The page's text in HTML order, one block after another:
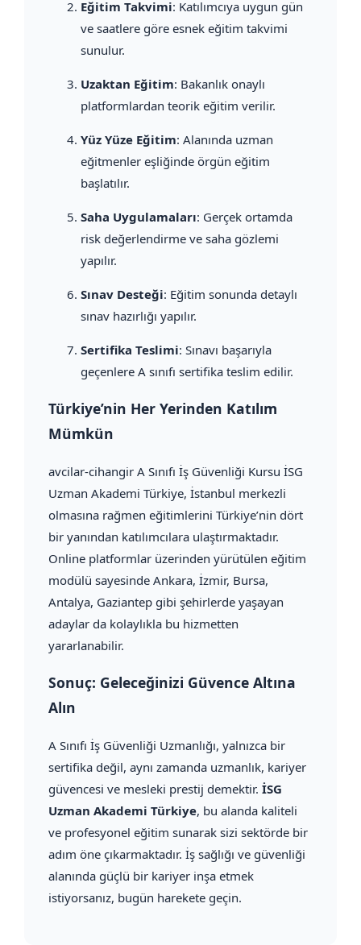
Eğitim Takvimi: Katılımcıya uygun gün
ve saatlere göre esnek eğitim takvimi
sunulur.
Uzaktan Eğitim: Bakanlık onaylı
platformlardan teorik eğitim verilir.
Yüz Yüze Eğitim: Alanında uzman
eğitmenler eşliğinde örgün eğitim
başlatılır.
Saha Uygulamaları: Gerçek ortamda
risk değerlendirme ve saha gözlemi
yapılır.
Sınav Desteği: Eğitim sonunda detaylı
sınav hazırlığı yapılır.
Sertifika Teslimi: Sınavı başarıyla
geçenlere A sınıfı sertifika teslim edilir.
Türkiye’nin Her Yerinden Katılım
Mümkün
avcilar-cihangir A Sınıfı İş Güvenliği Kursu İSG
Uzman Akademi Türkiye, İstanbul merkezli
olmasına rağmen eğitimlerini Türkiye’nin dört
bir yanından katılımcılara ulaştırmaktadır.
Online platformlar üzerinden yürütülen eğitim
modülü sayesinde Ankara, İzmir, Bursa,
Antalya, Gaziantep gibi şehirlerde yaşayan
adaylar da kolaylıkla bu hizmetten
yararlanabilir.
Sonuç: Geleceğinizi Güvence Altına
Alın
A Sınıfı İş Güvenliği Uzmanlığı, yalnızca bir
sertifika değil, aynı zamanda uzmanlık, kariyer
güvencesi ve mesleki prestij demektir. İSG
Uzman Akademi Türkiye, bu alanda kaliteli
ve profesyonel eğitim sunarak sizi sektörde bir
adım öne çıkarmaktadır. İş sağlığı ve güvenliği
alanında güçlü bir kariyer inşa etmek
istiyorsanız, bugün harekete geçin.